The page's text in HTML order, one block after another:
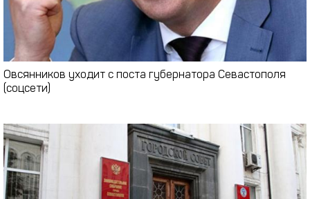
Овсянников уходит с поста губернатора Севастополя
(соцсети)